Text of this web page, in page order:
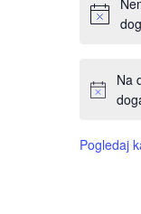
Na
Pogledaj